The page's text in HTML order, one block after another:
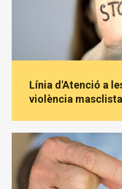
Línia d'Atenció a
violència masclista